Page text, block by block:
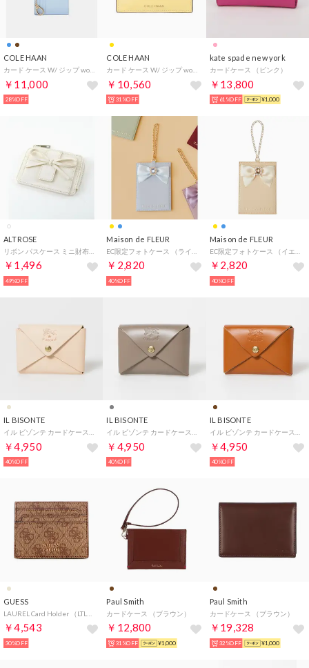
COLE HAAN
￥11,000
28%OFF
COLE HAAN
￥10,560
31%OFF
kate spade new york
カードケース （ピンク）
￥13,800
61%OFF ¥1,000
ALTROSE
￥1,496
49%OFF
Maison de FLEUR
￥2,820
40%OFF
Maison de FLEUR
￥2,820
40%OFF
IL BISONTE
￥4,950
40%OFF
IL BISONTE
￥4,950
40%OFF
IL BISONTE
￥4,950
40%OFF
GUESS
￥4,543
30%OFF
Paul Smith
カードケース （ブラウン）
￥12,800
31%OFF ¥1,000
Paul Smith
カードケース （ブラウン）
￥19,328
32%OFF ¥1,000